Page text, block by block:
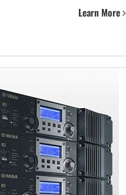
Learn More